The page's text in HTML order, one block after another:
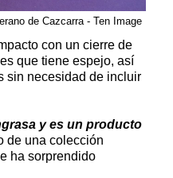
de Cazcarra - Ten Image
con un cierre de
que tiene espejo, así
sin necesidad de incluir
y es un producto
de una colección
ha sorprendido